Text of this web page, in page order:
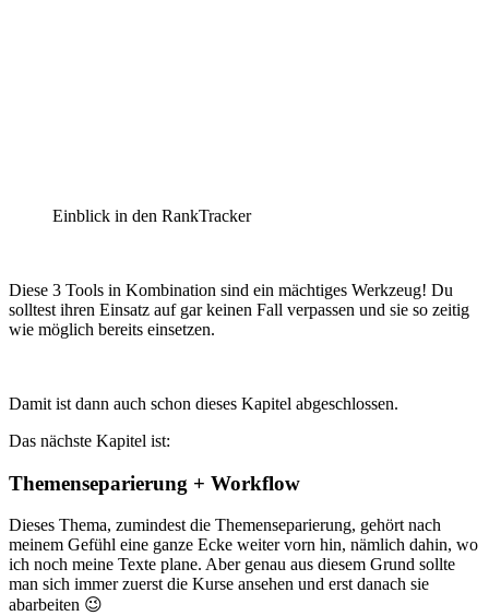
Einblick in den RankTracker
Diese 3 Tools in Kombination sind ein mächtiges Werkzeug! Du
solltest ihren Einsatz auf gar keinen Fall verpassen und sie so zeitig
wie möglich bereits einsetzen.
Damit ist dann auch schon dieses Kapitel abgeschlossen.
Das nächste Kapitel ist:
Themenseparierung + Workflow
Dieses Thema, zumindest die Themenseparierung, gehört nach
meinem Gefühl eine ganze Ecke weiter vorn hin, nämlich dahin, wo
ich noch meine Texte plane. Aber genau aus diesem Grund sollte
man sich immer zuerst die Kurse ansehen und erst danach sie
abarbeiten 😉